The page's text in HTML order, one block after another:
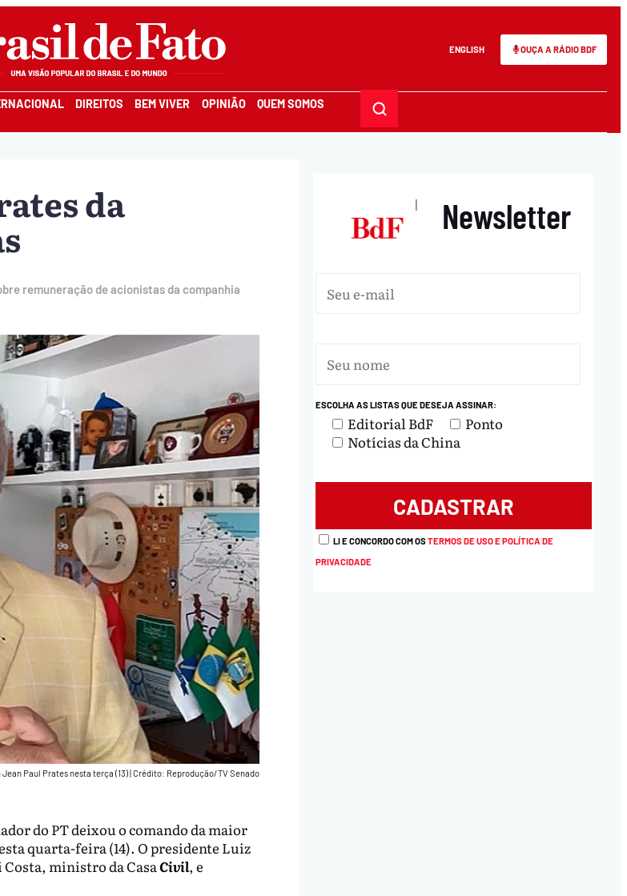
ENGLISH OUÇA A RÁDIO BDF
DIREITOS BEM VIVER OPINIÃO QUEM SOMOS
da
remuneração de acionistas da companhia
Jean Paul Prates nesta terça (13)|Crédito: Reprodução/TV Senado
do PT deixou o comando da maior
quarta-feira (14). O presidente Luiz
ministro da CasaCivil, e
| Newsletter
ESCOLHA AS LISTAS QUE DESEJA ASSINAR:
Editorial BdF
Ponto
Notícias da China
LI E CONCORDO COM OSTERMOS DE USO E POLÍTICA DE
PRIVACIDADE